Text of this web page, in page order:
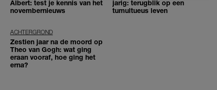
Albert: test je kennis van het
novembernieuws
jarig: terugblik op een
tumultueus leven
ACHTERGROND
Zestien jaar na de moord op
Theo van Gogh: wat ging
eraan vooraf, hoe ging het
erna?